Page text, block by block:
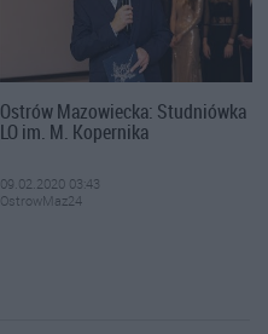
Ostrów Mazowiecka: Studniówka
LO im. M. Kopernika
09.02.2020 03:43
OstrowMaz24